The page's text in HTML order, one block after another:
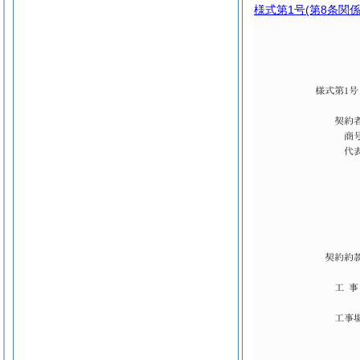
様式第1号(第8条関